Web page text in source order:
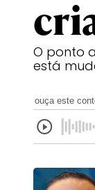
O ponto
está
ouça este